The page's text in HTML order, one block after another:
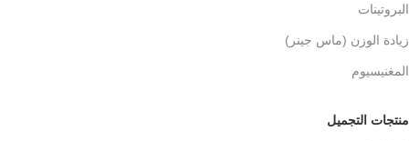
البروتينات
زيادة الوزن (ماس جينر)
المغنيسيوم
منتجات التجميل